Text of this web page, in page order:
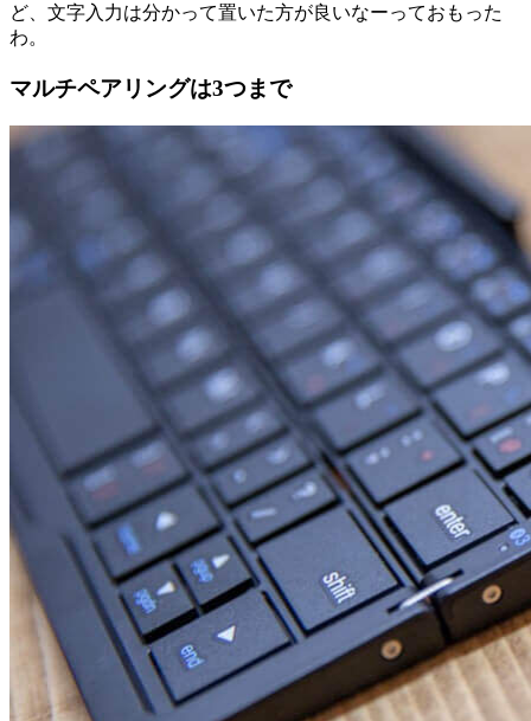
ど、文字入力は分かって置いた方が良いなーっておもった
わ。
マルチペアリングは3つまで